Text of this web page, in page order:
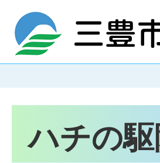
ハチの